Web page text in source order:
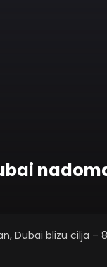
Dubai blizu cilja –